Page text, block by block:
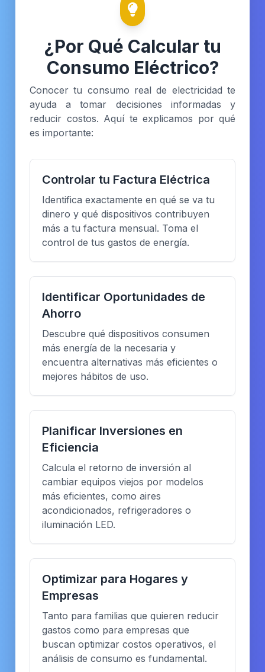
¿Por Qué Calcular tu
Consumo Eléctrico?
Conocer tu consumo real de electricidad te
ayuda a tomar decisiones informadas y
reducir costos. Aquí te explicamos por qué
es importante:
Controlar tu Factura Eléctrica
Identifica exactamente en qué se va tu
dinero y qué dispositivos contribuyen
más a tu factura mensual. Toma el
control de tus gastos de energía.
Identificar Oportunidades de
Ahorro
Descubre qué dispositivos consumen
más energía de la necesaria y
encuentra alternativas más eficientes o
mejores hábitos de uso.
Planificar Inversiones en
Eficiencia
Calcula el retorno de inversión al
cambiar equipos viejos por modelos
más eficientes, como aires
acondicionados, refrigeradores o
iluminación LED.
Optimizar para Hogares y
Empresas
Tanto para familias que quieren reducir
gastos como para empresas que
buscan optimizar costos operativos, el
análisis de consumo es fundamental.